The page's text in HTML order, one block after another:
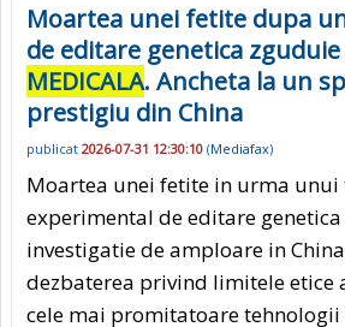
Moartea unei fetite dupa
de editare genetica
MEDICALA. Ancheta la un
prestigiu din China
publicat 2026-07-31 12:30:10 (Mediafax)
Moartea unei fetite in urma
experimental de editare
investigatie de amploare in
dezbaterea privind limitele etice
cele mai promitatoare